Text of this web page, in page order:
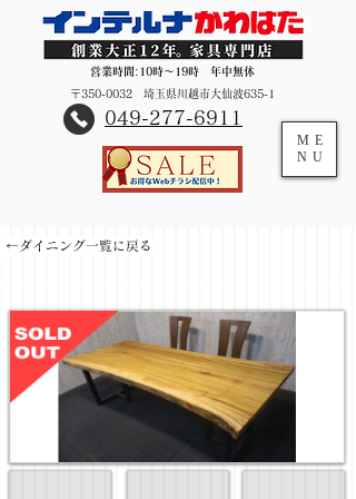
営業時間:10時～19時 年中無休
〒350-0032 埼玉県川越市大仙波635-1
​049-277-6911
ME
NU
←ダイニング一覧に戻る